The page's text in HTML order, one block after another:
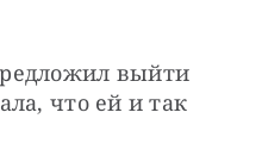
выйти
что ей и так